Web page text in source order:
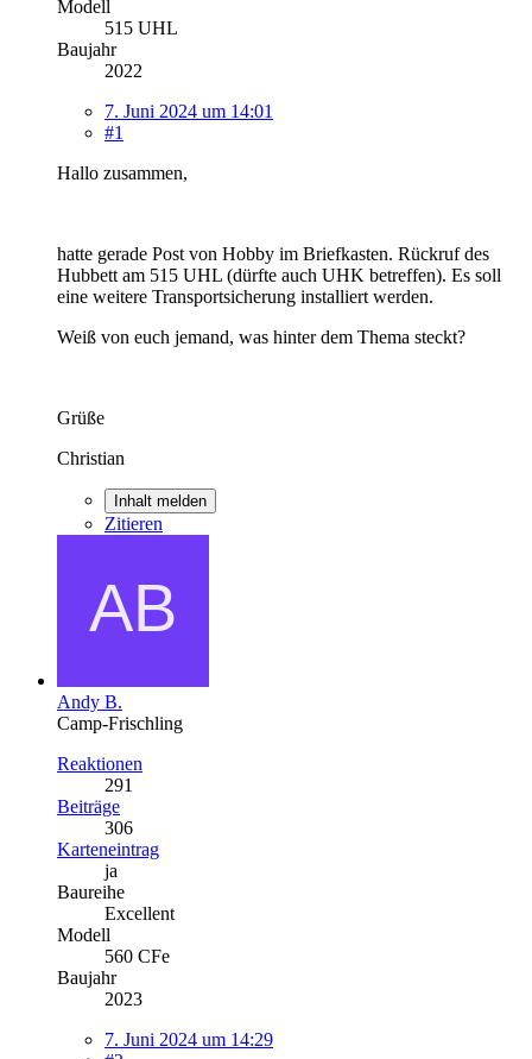
Modell
515 UHL
Baujahr
2022
7. Juni 2024 um 14:01
#1
Hallo zusammen,
hatte gerade Post von Hobby im Briefkasten. Rückruf des
Hubbett am 515 UHL (dürfte auch UHK betreffen). Es soll
eine weitere Transportsicherung installiert werden.
Weiß von euch jemand, was hinter dem Thema steckt?
Grüße
Christian
Inhalt melden
Zitieren
Andy B.
Camp-Frischling
Reaktionen
291
Beiträge
306
Karteneintrag
ja
Baureihe
Excellent
Modell
560 CFe
Baujahr
2023
7. Juni 2024 um 14:29